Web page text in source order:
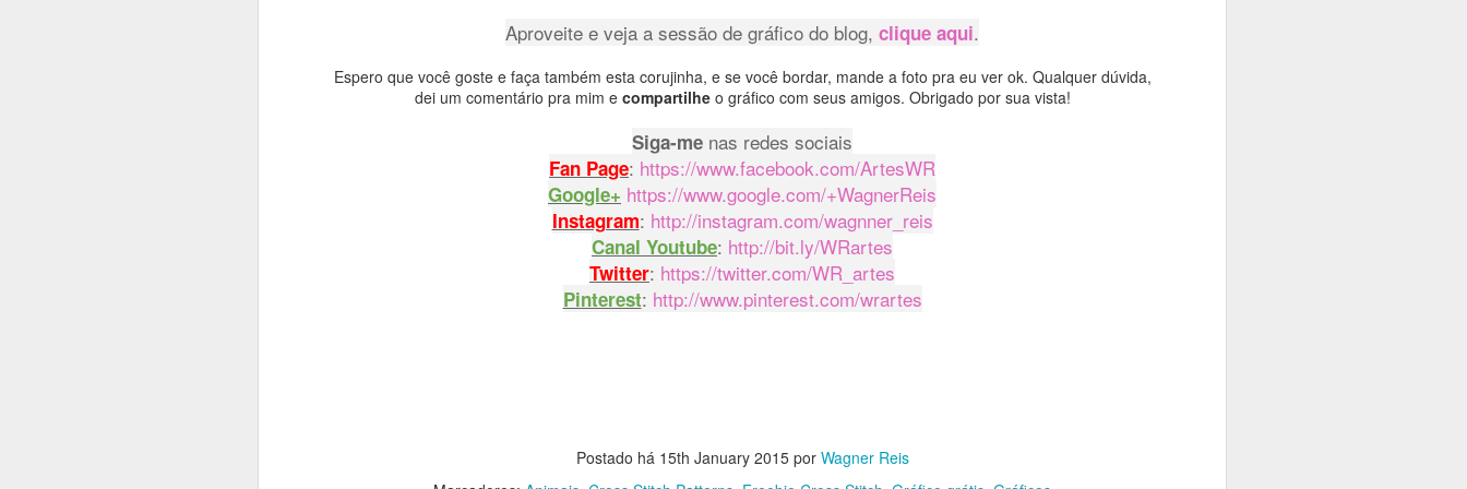
Aproveite e veja a sessão de gráfico do blog, clique aqui.
Espero que você goste e faça também esta corujinha, e se você bordar, mande a foto pra eu ver ok. Qualquer dúvida,
dei um comentário pra mim e compartilheo gráfico com seus amigos. Obrigado por sua vista!
Siga-me nas redes sociais
Fan Page: https://www.facebook.com/ArtesWR
Google+ https://www.google.com/+WagnerReis
Instagram: http://instagram.com/wagnner_reis
Canal Youtube: http://bit.ly/WRartes
Twitter: https://twitter.com/WR_artes
Pinterest: http://www.pinterest.com/wrartes
Postado há 15th January 2015por Wagner Reis
quiser,CLIQUE AQUI